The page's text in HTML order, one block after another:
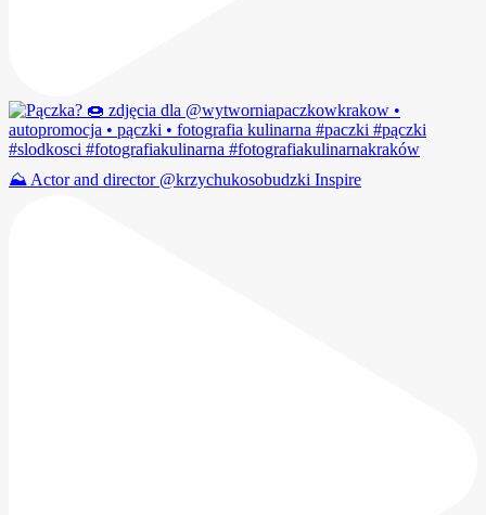
⛰️ Actor and director @krzychukosobudzki Inspire